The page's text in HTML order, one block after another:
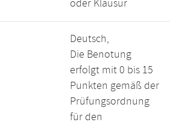
oder Klausur
Deutsch,
Die Benotung
erfolgt mit 0 bis 15
Punkten gemäß der
Prüfungsordnung
für den